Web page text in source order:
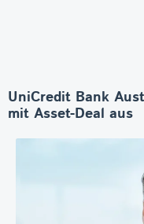
UniCredit Bank
mit Asset-Deal aus